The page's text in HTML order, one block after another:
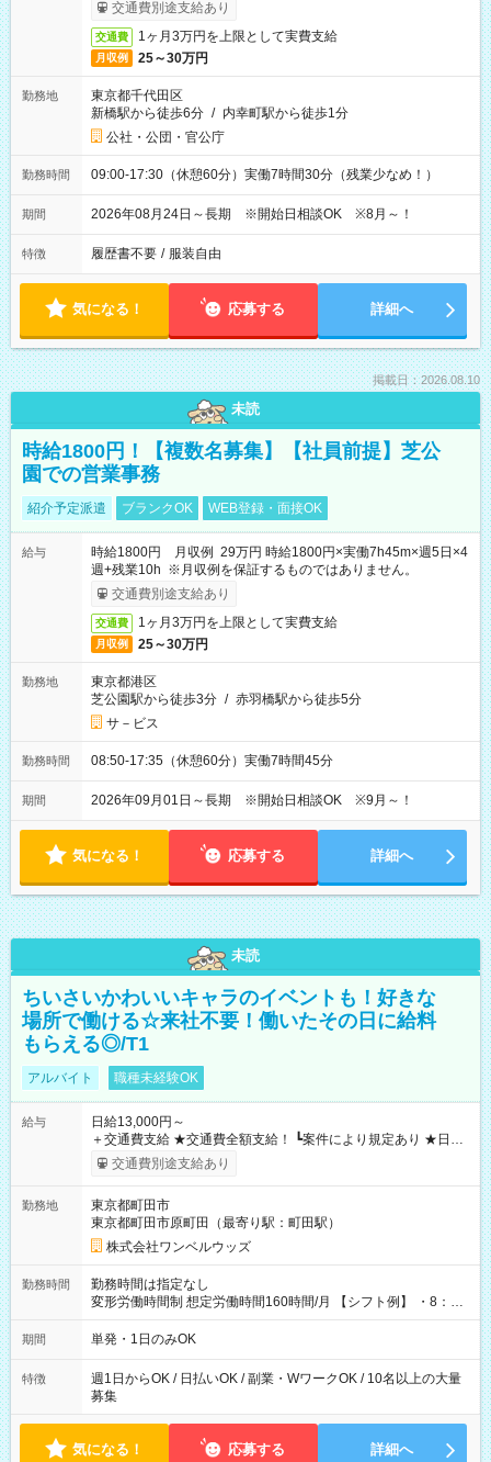
交通費別途支給あり
交通費 1ヶ月3万円を上限として実費支給
月収例 25～30万円
勤務地
東京都千代田区
新橋駅から徒歩6分 / 内幸町駅から徒歩1分
公社・公団・官公庁
勤務時間 09:00-17:30（休憩60分）実働7時間30分（残業少なめ！）
期間 2026年08月24日～長期 ※開始日相談OK ※8月～！
特徴 履歴書不要 / 服装自由
気になる！ 応募する 詳細へ
掲載日：2026.08.10
未読
時給1800円！【複数名募集】【社員前提】芝公
園での営業事務
紹介予定派遣 ブランクOK WEB登録・面接OK
給与
時給1800円 月収例 29万円 時給1800円×実働7h45m×週5日×4
週+残業10h ※月収例を保証するものではありません。
交通費別途支給あり
交通費 1ヶ月3万円を上限として実費支給
月収例 25～30万円
勤務地
東京都港区
芝公園駅から徒歩3分 / 赤羽橋駅から徒歩5分
サ－ビス
勤務時間 08:50-17:35（休憩60分）実働7時間45分
期間 2026年09月01日～長期 ※開始日相談OK ※9月～！
気になる！ 応募する 詳細へ
未読
ちいさいかわいいキャラのイベントも！好きな
場所で働ける☆来社不要！働いたその日に給料
もらえる◎/T1
アルバイト 職種未経験OK
給与
日給13,000円～
＋交通費支給 ★交通費全額支給！ ┗案件により規定あり ★日払
いOK！（規定あり） ┗働いたその日に現金GET♪ お仕事後はコ
ンビニATMから 日払い分を引き落とせます！ 【試用期間】試
交通費別途支給あり
勤務地
東京都町田市
東京都町田市原町田（最寄り駅：町田駅）
株式会社ワンベルウッズ
勤務時間
勤務時間は指定なし
変形労働時間制 想定労働時間160時間/月 【シフト例】 ・8：00
～21：00
期間 単発・1日のみOK
特徴
週1日からOK / 日払いOK / 副業・WワークOK / 10名以上の大量
募集
気になる！ 応募する 詳細へ